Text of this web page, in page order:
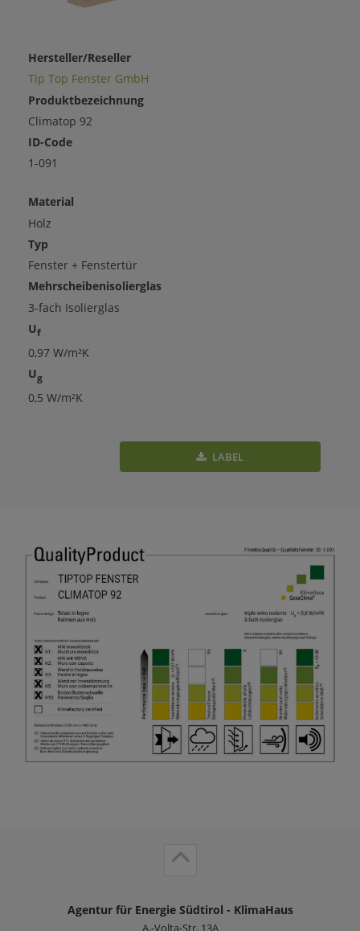
Hersteller/Reseller
Tip Top Fenster GmbH
Produktbezeichnung
Climatop 92
ID-Code
1-091
Material
Holz
Typ
Fenster + Fenstertür
Mehrscheibenisolierglas
3-fach Isolierglas
Uf
0,97 W/m²K
Ug
0,5 W/m²K
LABEL
Agentur für Energie Südtirol - KlimaHaus
A.-Volta-Str. 13A